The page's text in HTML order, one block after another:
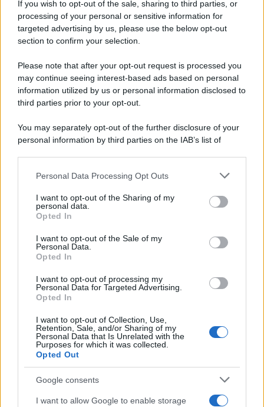
If you wish to opt-out of the sale, sharing to third parties, or
processing of your personal or sensitive information for
targeted advertising by us, please use the below opt-out
section to confirm your selection.
Please note that after your opt-out request is processed you
may continue seeing interest-based ads based on personal
information utilized by us or personal information disclosed to
third parties prior to your opt-out.
You may separately opt-out of the further disclosure of your
personal information by third parties on the IAB’s list of
This information may also be disclosed by us to third parties
disclose it to other third parties.
Please note that this website/app uses one or more Google
services and may gather and store information including but
not limited to your visit or usage behaviour. You may click to
grant or deny consent to Google and its third-party tags to
consent section.
Personal Data Processing Opt Outs
I want to opt-out of the Sharing of my
personal data.
Opted In
I want to opt-out of the Sale of my
Personal Data.
Opted In
I want to opt-out of processing my
Personal Data for Targeted Advertising.
Opted In
I want to opt-out of Collection, Use,
Retention, Sale, and/or Sharing of my
Personal Data that Is Unrelated with the
Purposes for which it was collected.
Opted Out
Google consents
I want to allow Google to enable storage
Gutierrez saluta Napoli: la lettera di
ringraziamento per i tifosi azzurri